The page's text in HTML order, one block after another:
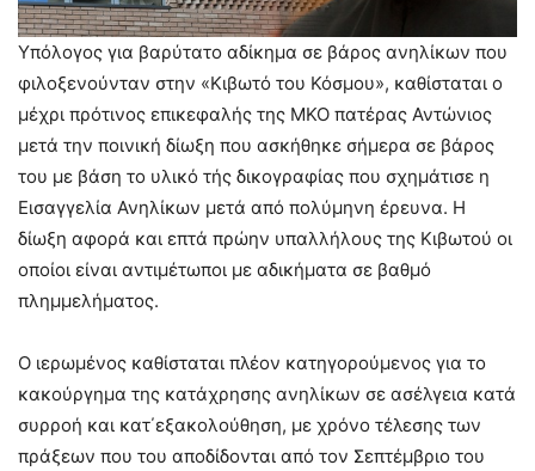
Υπόλογος για βαρύτατο αδίκημα σε βάρος ανηλίκων που
φιλοξενούνταν στην «Κιβωτό του Κόσμου», καθίσταται ο
μέχρι πρότινος επικεφαλής της ΜΚΟ πατέρας Αντώνιος
μετά την ποινική δίωξη που ασκήθηκε σήμερα σε βάρος
του με βάση το υλικό τής δικογραφίας που σχημάτισε η
Εισαγγελία Ανηλίκων μετά από πολύμηνη έρευνα. Η
δίωξη αφορά και επτά πρώην υπαλλήλους της Κιβωτού οι
οποίοι είναι αντιμέτωποι με αδικήματα σε βαθμό
πλημμελήματος.
Ο ιερωμένος καθίσταται πλέον κατηγορούμενος για το
κακούργημα της κατάχρησης ανηλίκων σε ασέλγεια κατά
συρροή και κατ΄εξακολούθηση, με χρόνο τέλεσης των
πράξεων που του αποδίδονται από τον Σεπτέμβριο του